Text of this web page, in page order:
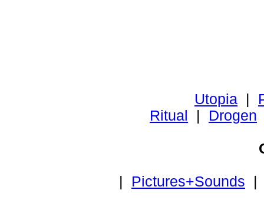
Utopia
Ritual
Drogen
Pictures+Sounds